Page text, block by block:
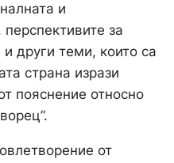
и
за
и други теми, които са
страна изрази
пояснение относно
от